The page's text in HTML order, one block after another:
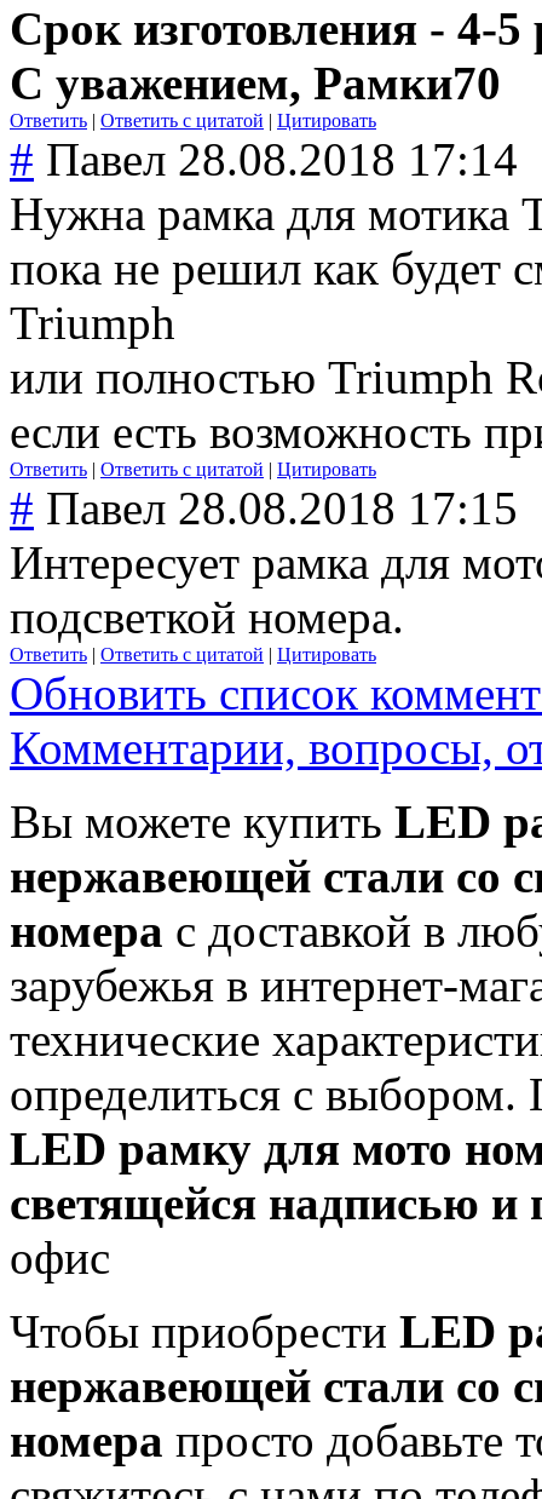
Срок изготовления - 4-5
С уважением, Рамки70
Ответить | Ответить с цитатой | Цитировать
# Павел 28.08.2018 17:14
Нужна рамка для мотика
пока не решил как будет
Triumph
или полностью Triumph
если есть возможность
Ответить | Ответить с цитатой | Цитировать
# Павел 28.08.2018 17:15
Интересует рамка для
подсветкой номера.
Ответить | Ответить с цитатой | Цитировать
Обновить список
Комментарии, вопросы,
Вы можете купить LED
нержавеющей стали со
номера с доставкой в
зарубежья в интернет-
технические
определиться с выбором.
LED рамку для мото
светящейся надписью и
офис
Чтобы приобрести LED
нержавеющей стали со
номера просто добавьте